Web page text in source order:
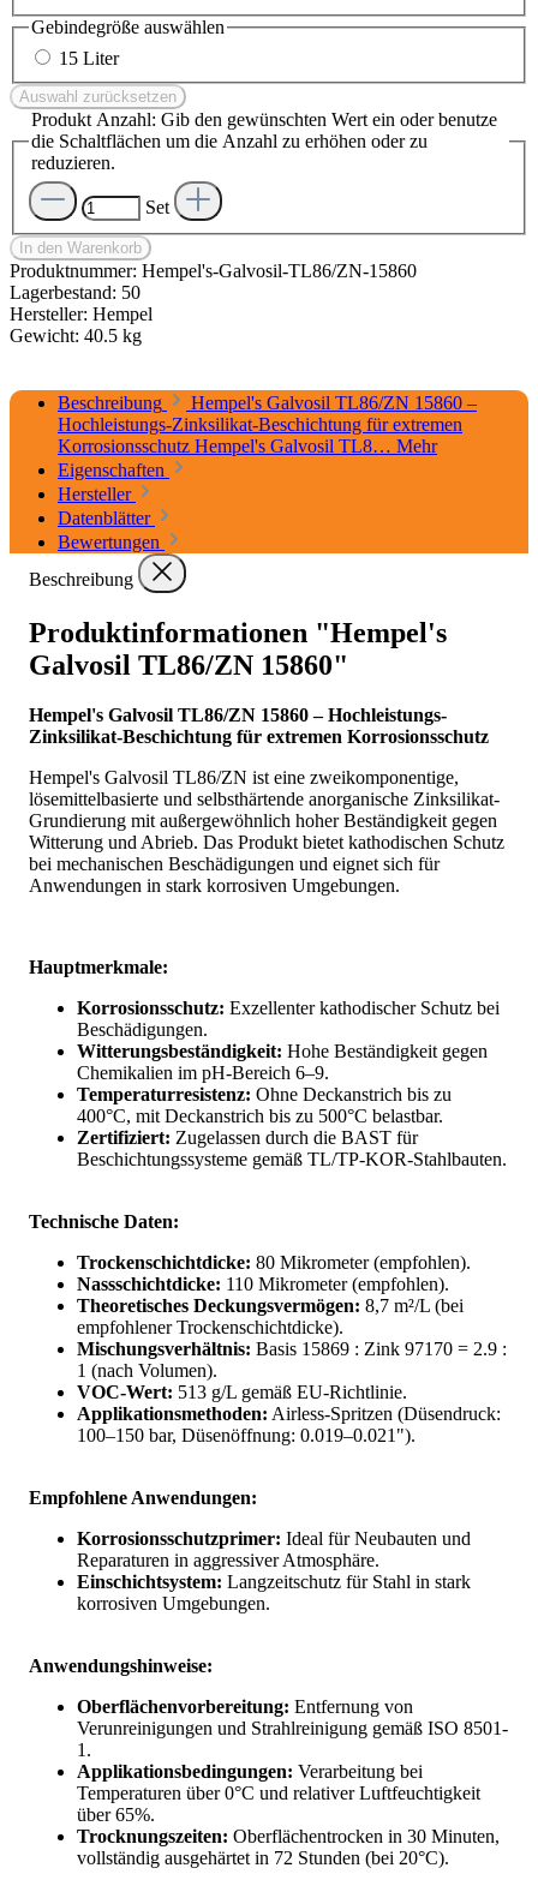
Gebindegröße auswählen
15 Liter
Auswahl zurücksetzen
Produkt Anzahl: Gib den gewünschten Wert ein oder benutze
die Schaltflächen um die Anzahl zu erhöhen oder zu
reduzieren.
Set
In den Warenkorb
Produktnummer: Hempel's-Galvosil-TL86/ZN-15860
Lagerbestand: 50
Hersteller: Hempel
Gewicht: 40.5 kg
Beschreibung
Hempel's Galvosil TL86/ZN 15860 –
Hochleistungs-Zinksilikat-Beschichtung für extremen
Korrosionsschutz Hempel's Galvosil TL8… Mehr
Eigenschaften
Hersteller
Datenblätter
Bewertungen
Beschreibung
Produktinformationen "Hempel's
Galvosil TL86/ZN 15860"
Hempel's Galvosil TL86/ZN 15860 – Hochleistungs-
Zinksilikat-Beschichtung für extremen Korrosionsschutz
Hempel's Galvosil TL86/ZN ist eine zweikomponentige,
lösemittelbasierte und selbsthärtende anorganische Zinksilikat-
Grundierung mit außergewöhnlich hoher Beständigkeit gegen
Witterung und Abrieb. Das Produkt bietet kathodischen Schutz
bei mechanischen Beschädigungen und eignet sich für
Anwendungen in stark korrosiven Umgebungen.
Hauptmerkmale:
Korrosionsschutz: Exzellenter kathodischer Schutz bei
Beschädigungen.
Witterungsbeständigkeit: Hohe Beständigkeit gegen
Chemikalien im pH-Bereich 6–9.
Temperaturresistenz: Ohne Deckanstrich bis zu
400°C, mit Deckanstrich bis zu 500°C belastbar.
Zertifiziert: Zugelassen durch die BAST für
Beschichtungssysteme gemäß TL/TP-KOR-Stahlbauten.
Technische Daten:
Trockenschichtdicke: 80 Mikrometer (empfohlen).
Nassschichtdicke: 110 Mikrometer (empfohlen).
Theoretisches Deckungsvermögen: 8,7 m²/L (bei
empfohlener Trockenschichtdicke).
Mischungsverhältnis: Basis 15869 : Zink 97170 = 2.9 :
1 (nach Volumen).
VOC-Wert: 513 g/L gemäß EU-Richtlinie.
Applikationsmethoden: Airless-Spritzen (Düsendruck:
100–150 bar, Düsenöffnung: 0.019–0.021").
Empfohlene Anwendungen:
Korrosionsschutzprimer: Ideal für Neubauten und
Reparaturen in aggressiver Atmosphäre.
Einschichtsystem: Langzeitschutz für Stahl in stark
korrosiven Umgebungen.
Anwendungshinweise:
Oberflächenvorbereitung: Entfernung von
Verunreinigungen und Strahlreinigung gemäß ISO 8501-
1.
Applikationsbedingungen: Verarbeitung bei
Temperaturen über 0°C und relativer Luftfeuchtigkeit
über 65%.
Trocknungszeiten: Oberflächentrocken in 30 Minuten,
vollständig ausgehärtet in 72 Stunden (bei 20°C).